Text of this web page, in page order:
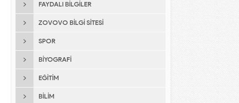
FAYDALI BILGILER
ZOVOVO BILGI SITESI
SPOR
BIYOGRAFI
EĞITIM
BILIM